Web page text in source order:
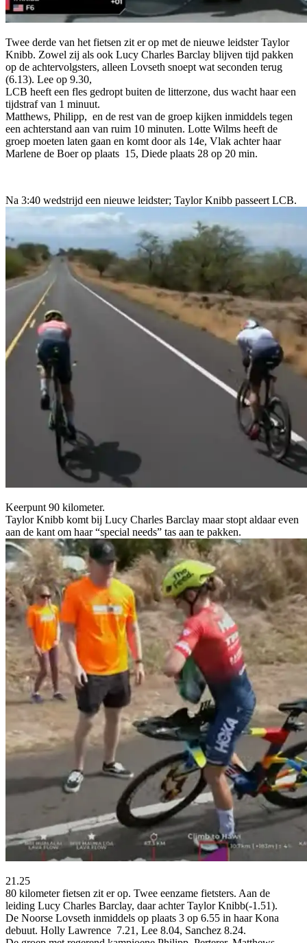
Twee derde van het fietsen zit er op met de nieuwe leidster Taylor
Knibb. Zowel zij als ook Lucy Charles Barclay blijven tijd pakken
op de achtervolgsters, alleen Lovseth snoept wat seconden terug
(6.13). Lee op 9.30,
LCB heeft een fles gedropt buiten de litterzone, dus wacht haar een
tijdstraf van 1 minuut.
Matthews, Philipp, en de rest van de groep kijken inmiddels tegen
een achterstand aan van ruim 10 minuten. Lotte Wilms heeft de
groep moeten laten gaan en komt door als 14e, Vlak achter haar
Marlene de Boer op plaats 15, Diede plaats 28 op 20 min.
Na 3:40 wedstrijd een nieuwe leidster; Taylor Knibb passeert LCB.
Keerpunt 90 kilometer.
Taylor Knibb komt bij Lucy Charles Barclay maar stopt aldaar even
aan de kant om haar “special needs” tas aan te pakken.
21.25
80 kilometer fietsen zit er op. Twee eenzame fietsters. Aan de
leiding Lucy Charles Barclay, daar achter Taylor Knibb(-1.51).
De Noorse Lovseth inmiddels op plaats 3 op 6.55 in haar Kona
debuut. Holly Lawrence 7.21, Lee 8.04, Sanchez 8.24.